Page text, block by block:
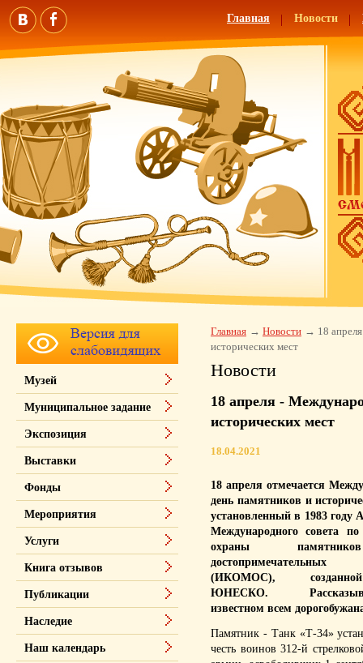
Главная Новости
Главная Новости
18
исторических мест
Новости
18 апреля -
исторических мест
18.04.2021
18 апреля отмечается
день памятников и
установленный в 1983 году
Международного совета
охраны
(ИКОМОС),
ЮНЕСКО.
известном всем
Памятник - Танк «Т-34»
честь воинов 312-й
Музей
Муниципальное задание
Экспозиция
Выставки
Фонды
Мероприятия
Услуги
Книга отзывов
Публикации
Наследие
Наш календарь